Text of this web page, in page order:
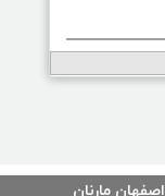
مارنان